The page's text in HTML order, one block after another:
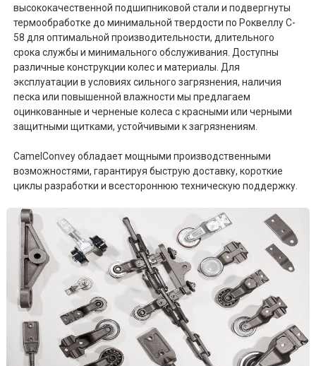
высококачественной подшипниковой стали и подвергнуты
термообработке до минимальной твердости по Роквеллу C-
58 для оптимальной производительности, длительного
срока службы и минимального обслуживания. Доступны
различные конструкции колес и материалы. Для
эксплуатации в условиях сильного загрязнения, наличия
песка или повышенной влажности мы предлагаем
оцинкованные и черненые колеса с красными или черными
защитными щитками, устойчивыми к загрязнениям.
CamelConvey обладает мощными производственными
возможностями, гарантируя быструю доставку, короткие
циклы разработки и всестороннюю техническую поддержку.